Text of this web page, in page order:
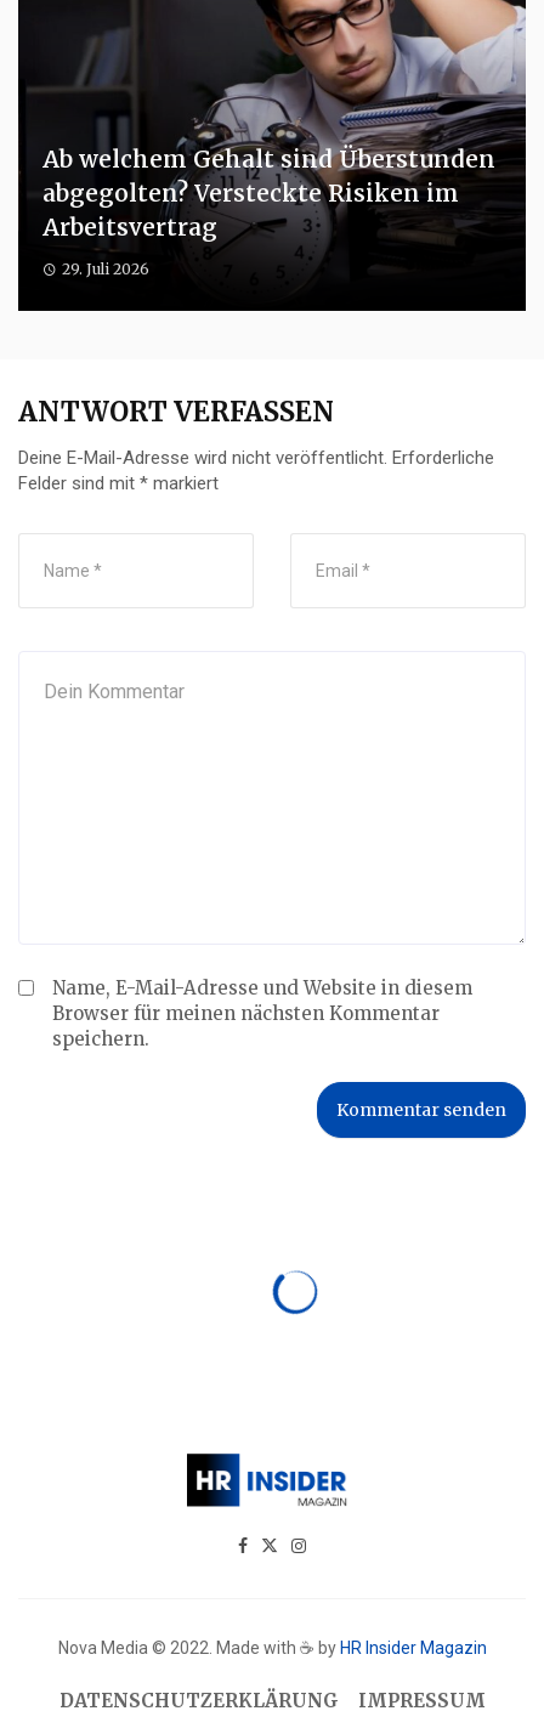
Ab welchem Gehalt sind Überstunden
abgegolten? Versteckte Risiken im
Arbeitsvertrag
29. Juli 2026
ANTWORT VERFASSEN
Deine E-Mail-Adresse wird nicht veröffentlicht. Erforderliche
Felder sind mit * markiert
Name, E-Mail-Adresse und Website in diesem
Browser für meinen nächsten Kommentar
speichern.
Nova Media © 2022. Made with ☕ by HR Insider Magazin
DATENSCHUTZERKLÄRUNG IMPRESSUM